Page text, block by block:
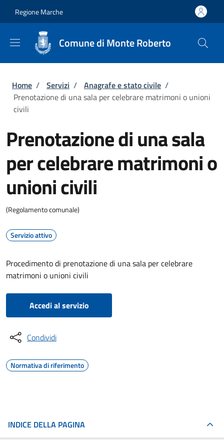
Regione Marche
Comune di Monte Roberto
Briciole di pane
Home / Servizi / Anagrafe e stato civile /
Prenotazione di una sala per celebrare matrimoni o unioni
civili
Prenotazione di una sala
per celebrare matrimoni o
unioni civili
(Regolamento comunale)
Servizio attivo
Procedimento di prenotazione di una sala per celebrare
matrimoni o unioni civili
Accedi al servizio
Condividi
Normativa di riferimento
INDICE DELLA PAGINA